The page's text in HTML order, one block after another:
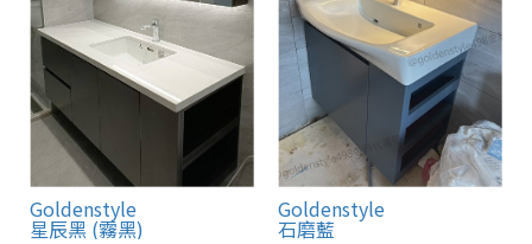
Goldenstyle
星辰黑 (霧黑)
Goldenstyle
石磨藍